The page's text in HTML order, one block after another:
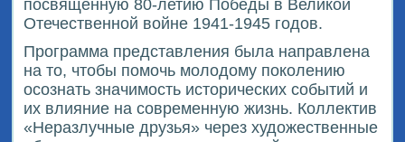
посвящённую 80-летию Победы в Великой
Отечественной войне 1941-1945 годов.
Программа представления была направлена
на то, чтобы помочь молодому поколению
осознать значимость исторических событий и
их влияние на современную жизнь. Коллектив
«Неразлучные друзья» через художественные